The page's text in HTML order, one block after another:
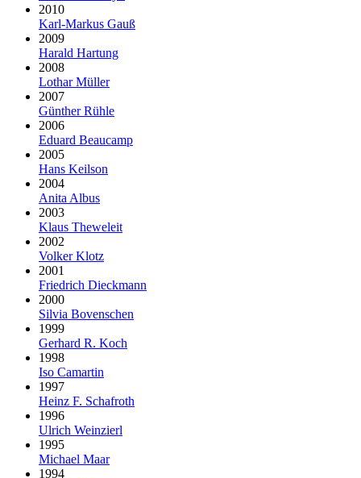
2010
Karl-Markus Gauß
2009
Harald Hartung
2008
Lothar Müller
2007
Günther Rühle
2006
Eduard Beaucamp
2005
Hans Keilson
2004
Anita Albus
2003
Klaus Theweleit
2002
Volker Klotz
2001
Friedrich Dieckmann
2000
Silvia Bovenschen
1999
Gerhard R. Koch
1998
Iso Camartin
1997
Heinz F. Schafroth
1996
Ulrich Weinzierl
1995
Michael Maar
1994